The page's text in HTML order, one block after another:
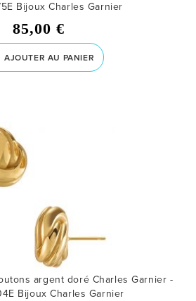
Bijoux Charles Garnier
85,00 €
AJOUTER AU PANIER
argent doré Charles Garnier -
Bijoux Charles Garnier